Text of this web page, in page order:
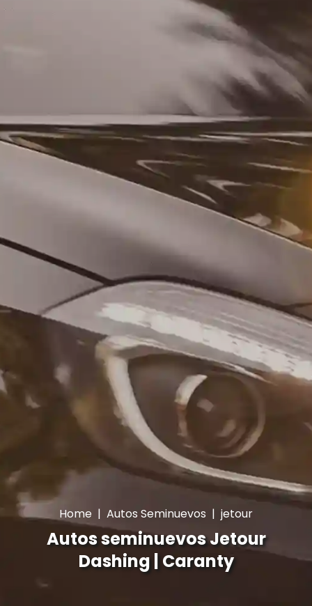
Home | Autos Seminuevos | jetour
Autos seminuevos Jetour
Dashing | Caranty